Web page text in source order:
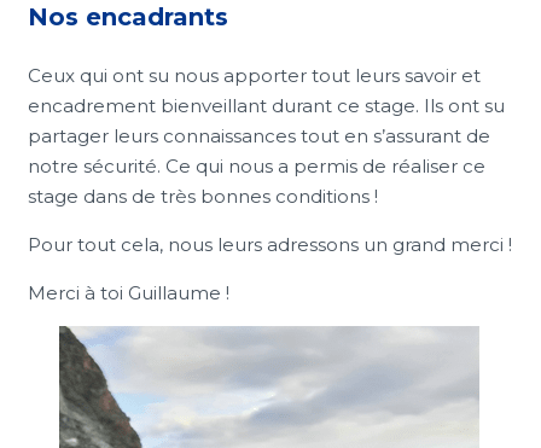
Nos encadrants
Ceux qui ont su nous apporter tout leurs savoir et
encadrement bienveillant durant ce stage. Ils ont su
partager leurs connaissances tout en s’assurant de
notre sécurité. Ce qui nous a permis de réaliser ce
stage dans de très bonnes conditions !
Pour tout cela, nous leurs adressons un grand merci !
Merci à toi Guillaume !